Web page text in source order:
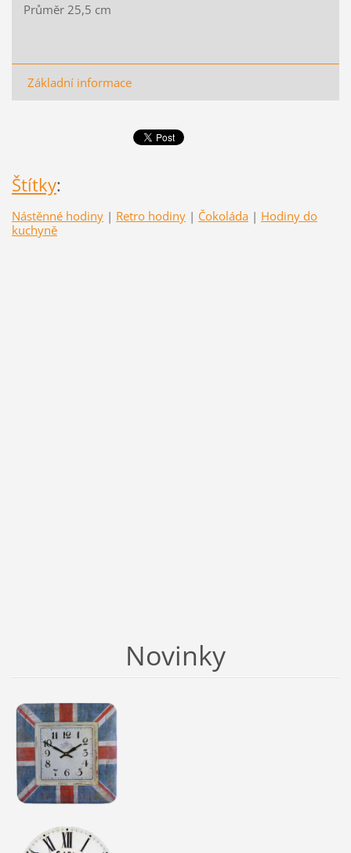
Průměr 25,5 cm
Základní informace
Štítky:
Nástěnné hodiny | Retro hodiny | Čokoláda | Hodiny do
kuchyně
Novinky